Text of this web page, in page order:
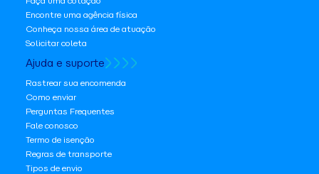
Encontre uma agência física
Conheça nossa área de atuação
Solicitar coleta
Ajuda e suporte
Rastrear sua encomenda
Como enviar
Perguntas Frequentes
Fale conosco
Termo de isenção
Regras de transporte
Tipos de envio